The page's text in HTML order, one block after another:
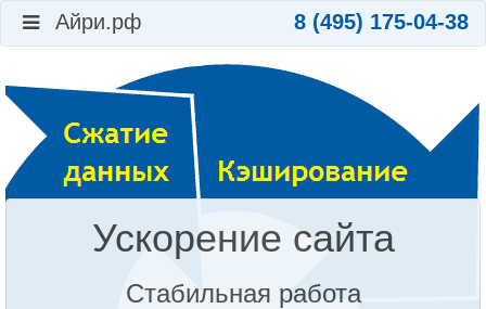
Айри.рф 8 (495) 175-04-38
Ускорение сайта
Стабильная работа